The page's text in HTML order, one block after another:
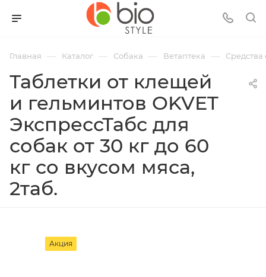
Главная — Каталог — Собака — Ветаптека —
Таблетки от клещей
и гельминтов OKVET
ЭкспрессТабс для
собак от 30 кг до 60
кг со вкусом мяса,
2таб.
Акция